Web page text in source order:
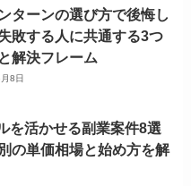
ターンの選び方で後悔し
敗する人に共通する3つ
解決フレーム
8日
を活かせる副業案件8選
の単価相場と始め方を解